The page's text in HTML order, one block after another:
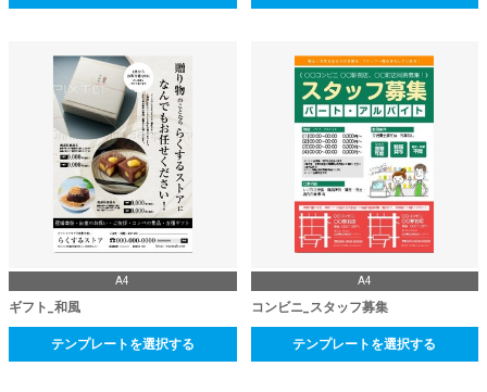
A4
ギフト_和風
テンプレートを選択する
A4
コンビニ_スタッフ募集
テンプレートを選択する